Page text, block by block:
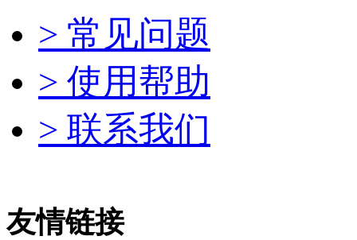
> 常见问题
> 使用帮助
> 联系我们
友情链接